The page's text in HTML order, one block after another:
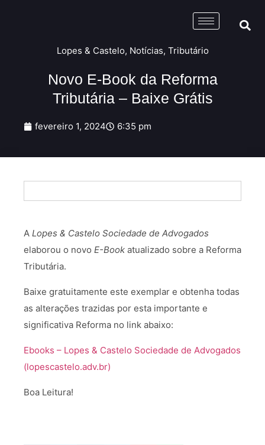
Lopes & Castelo, Notícias, Tributário
Novo E-Book da Reforma
Tributária – Baixe Grátis
fevereiro 1, 2024 6:35 pm
A Lopes & Castelo Sociedade de Advogados
elaborou o novo E-Book atualizado sobre a Reforma
Tributária.
Baixe gratuitamente este exemplar e obtenha todas
as alterações trazidas por esta importante e
significativa Reforma no link abaixo:
Ebooks – Lopes & Castelo Sociedade de Advogados
(lopescastelo.adv.br)
Boa Leitura!